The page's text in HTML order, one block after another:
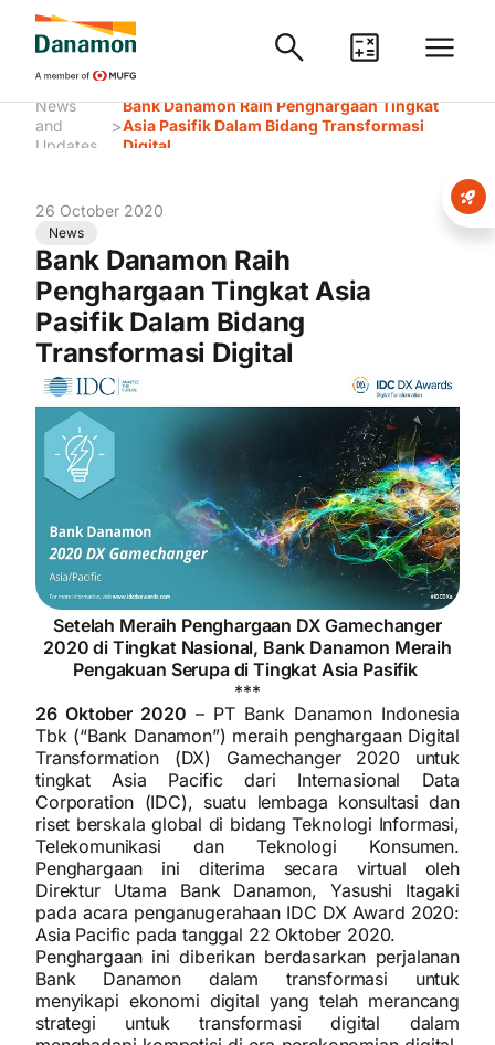
News
and
Updates
>
Bank Danamon Raih Penghargaan Tingkat
Asia Pasifik Dalam Bidang Transformasi
Digital
26 October 2020
News
Bank Danamon Raih
Penghargaan Tingkat Asia
Pasifik Dalam Bidang
Transformasi Digital
Setelah Meraih Penghargaan DX Gamechanger
2020 di Tingkat Nasional, Bank Danamon Meraih
Pengakuan Serupa di Tingkat Asia Pasifik
***
26 Oktober 2020 – PT Bank Danamon Indonesia
Tbk (“Bank Danamon”) meraih penghargaan Digital
Transformation (DX) Gamechanger 2020 untuk
tingkat Asia Pacific dari Internasional Data
Corporation (IDC), suatu lembaga konsultasi dan
riset berskala global di bidang Teknologi Informasi,
Telekomunikasi dan Teknologi Konsumen.
Penghargaan ini diterima secara virtual oleh
Direktur Utama Bank Danamon, Yasushi Itagaki
pada acara penganugerahaan IDC DX Award 2020:
Asia Pacific pada tanggal 22 Oktober 2020.
Penghargaan ini diberikan berdasarkan perjalanan
Bank Danamon dalam transformasi untuk
menyikapi ekonomi digital yang telah merancang
strategi untuk transformasi digital dalam